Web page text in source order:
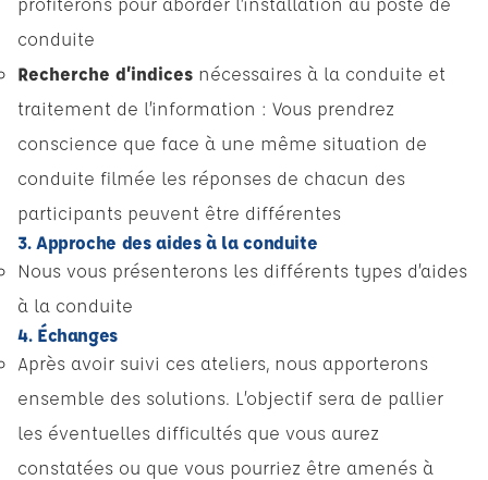
conduite
Recherche d’indices nécessaires à la conduite et
traitement de l’information : Vous prendrez
conscience que face à une même situation de
conduite filmée les réponses de chacun des
participants peuvent être différentes
3. Approche des aides à la conduite
Nous vous présenterons les différents types d’aides
à la conduite
4. Échanges
Après avoir suivi ces ateliers, nous apporterons
ensemble des solutions. L’objectif sera de pallier
les éventuelles difficultés que vous aurez
constatées ou que vous pourriez être amenés à